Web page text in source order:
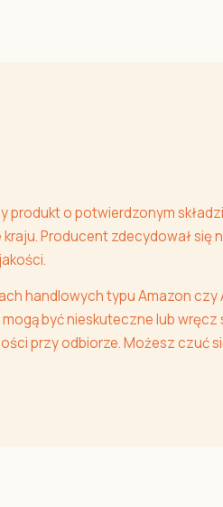
o potwierdzonym
Producent zdecydował
handlowych typu Amazon czy
być nieskuteczne lub
przy odbiorze. Możesz czuć